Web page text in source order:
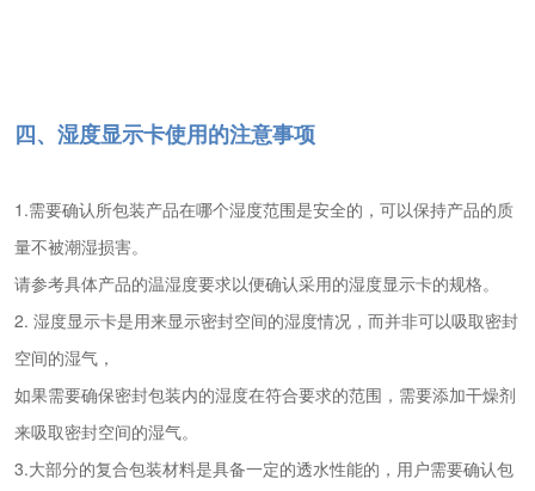
四、湿度显示卡使用的注意事项
1.需要确认所包装产品在哪个湿度范围是安全的，可以保持产品的质
量不被潮湿损害。
请参考具体产品的温湿度要求以便确认采用的湿度显示卡的规格。
2. 湿度显示卡是用来显示密封空间的湿度情况，而并非可以吸取密封
空间的湿气，
如果需要确保密封包装内的湿度在符合要求的范围，需要添加干燥剂
来吸取密封空间的湿气。
3.大部分的复合包装材料是具备一定的透水性能的，用户需要确认包